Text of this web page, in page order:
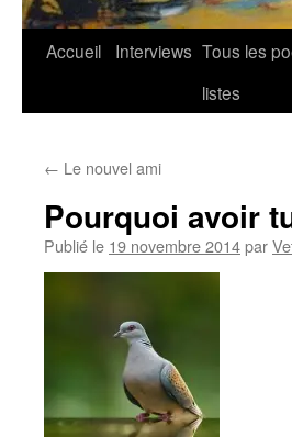
Accueil Interviews Tous les
listes
← Le nouvel ami
Pourquoi avoir
Publié le 19 novembre 2014par